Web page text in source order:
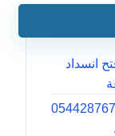
انسداد
مجاري الحمامات بالدمام 0544287674